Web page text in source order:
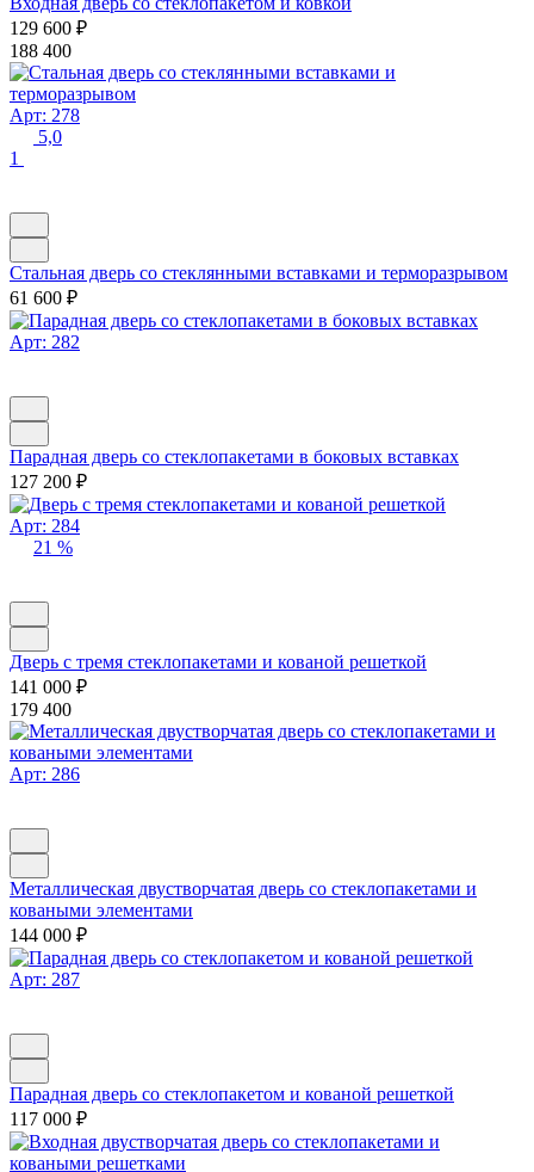
129 600 ₽
188 400
Арт: 278
5,0
1
Стальная дверь со стеклянными вставками и терморазрывом
61 600 ₽
Арт: 282
Парадная дверь со стеклопакетами в боковых вставках
127 200 ₽
Арт: 284
21 %
Дверь с тремя стеклопакетами и кованой решеткой
141 000 ₽
179 400
Арт: 286
Металлическая двустворчатая дверь со стеклопакетами и
коваными элементами
144 000 ₽
Арт: 287
Парадная дверь со стеклопакетом и кованой решеткой
117 000 ₽